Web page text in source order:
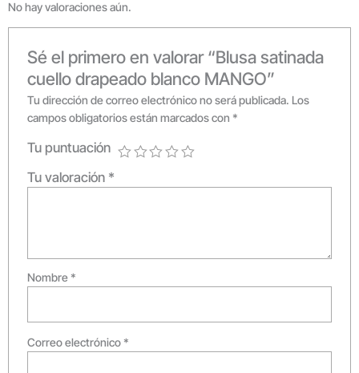
No hay valoraciones aún.
Sé el primero en valorar “Blusa satinada
cuello drapeado blanco MANGO”
Tu dirección de correo electrónico no será publicada. Los
campos obligatorios están marcados con *
Tu puntuación
Tu valoración *
Nombre *
Correo electrónico *